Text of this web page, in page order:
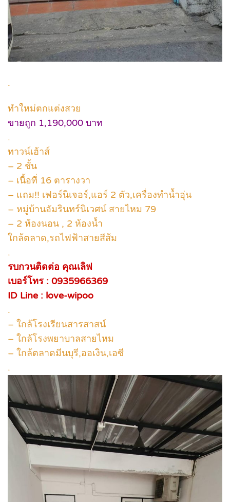
.
ทำใหม่ตกแต่งสวย
ขายถูก 1,190,000 บาท
.
ทาวน์เฮ้าส์
– 2 ชั้น
– เนื้อที่ 16 ตารางวา
– แถม!! เฟอร์นิเจอร์,แอร์ 2 ตัว,เครื่องทำน้ำอุ่น
– หมู่บ้านอัมรินทร์นิเวศน์ สายไหม 79
– 2 ห้องนอน , 2 ห้องน้ำ
ใกล้ตลาด,รถไฟฟ้าสายสีส้ม
.
รบกวนติดต่อ คุณเลิฟ
เบอร์โทร : 0935966369
ID Line : love-wipoo
.
– ใกล้โรงเรียนสารสาสน์
– ใกล้โรงพยาบาลสายไหม
– ใกล้ตลาดมีนบุรี,ออเงิน,เอซี
.